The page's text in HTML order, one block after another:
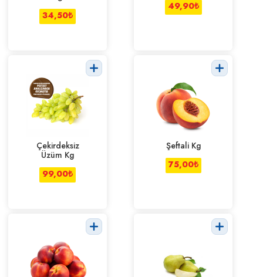
34,50₺
49,90₺
Çekirdeksiz
Üzüm Kg
99,00₺
Şeftali Kg
75,00₺